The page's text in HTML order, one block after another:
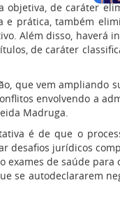
objetiva, de caráter
e prática, também
Além disso, haverá
de caráter
que vem ampliando
envolvendo a
Madruga.
é de que o
desafios jurídicos
exames de saúde para
se autodeclararem